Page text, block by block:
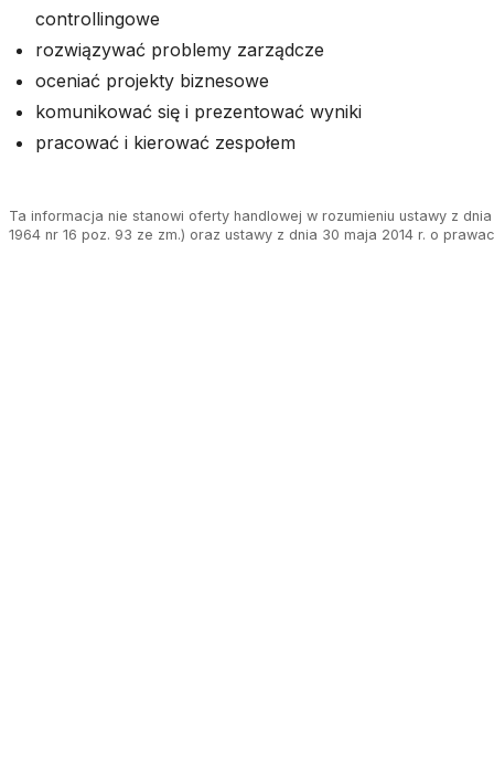
controllingowe
rozwiązywać problemy zarządcze
oceniać projekty biznesowe
komunikować się i prezentować wyniki
pracować i kierować zespołem
Ta informacja nie stanowi oferty handlowej w rozumieniu ustawy z
1964 nr 16 poz. 93 ze zm.) oraz ustawy z dnia 30 maja 2014 r. o